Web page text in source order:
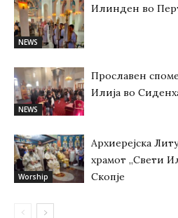
NEWS
Илинден во
NEWS
Прославен
Илија во
Worship
Архиерејска
храмот „Свети
Скопје